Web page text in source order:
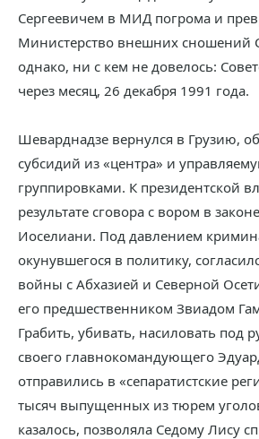
Сергеевичем в МИД погрома и
Министерство внешних сношений
однако, ни с кем не довелось:
через месяц, 26 декабря 1991 года.
Шеварднадзе вернулся в Грузию,
субсидий из «центра» и
группировками. К президентской
результате сговора с вором в
Иоселиани. Под давлением
окунувшегося в политику,
войны с Абхазией и Северной
его предшественником Звиадом
Грабить, убивать, насиловать под
своего главнокомандующего
отправились в «сепаратистские
тысяч выпущенных из тюрем
казалось, позволяла Седому Лису